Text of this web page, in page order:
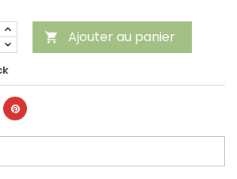
 Ajouter au panier
Pinterest